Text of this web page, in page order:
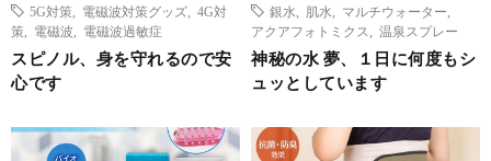
5G対策
電磁波対策グッズ
4G対
策
電磁波 電磁波過敏症
スピノル、身を守れるので安
心です
銀水
肌水 マルチウォーター
アクアフォトミクス
温泉スプレー
神秘の水 夢、１日に何度もシ
ュッとしています